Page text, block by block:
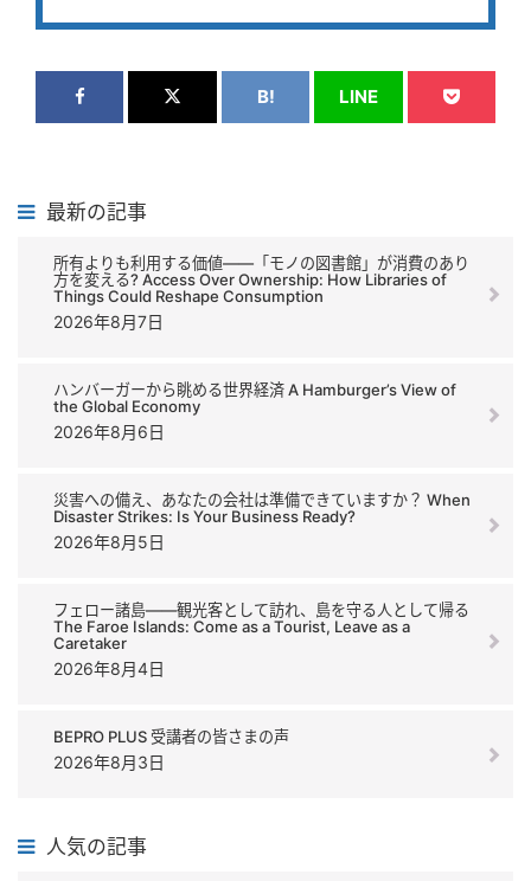
B! LINE
最新の記事
所有よりも利用する価値――「モノの図書館」が消費のあり
方を変える? Access Over Ownership: How Libraries of
Things Could Reshape Consumption
2026年8月7日
ハンバーガーから眺める世界経済 A Hamburger’s View of
the Global Economy
2026年8月6日
災害への備え、あなたの会社は準備できていますか？ When
Disaster Strikes: Is Your Business Ready?
2026年8月5日
フェロー諸島――観光客として訪れ、島を守る人として帰る
The Faroe Islands: Come as a Tourist, Leave as a
Caretaker
2026年8月4日
BEPRO PLUS 受講者の皆さまの声
2026年8月3日
人気の記事